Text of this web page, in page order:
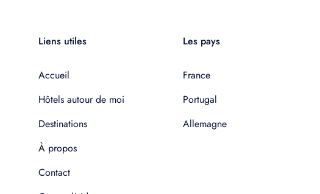
Liens utiles
Accueil
Hôtels autour de moi
Destinations
À propos
Contact
Les pays
France
Portugal
Allemagne